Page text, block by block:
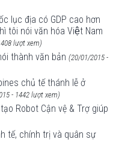
lục địa có GDP cao hơn
tôi nói văn hóa Việt Nam
lượt xem)
thành văn bản (20/01/2015 -
chủ tế thánh lễ ở
- 1442 lượt xem)
Robot Cận vệ & Trợ giúp
tế, chính trị và quân sự